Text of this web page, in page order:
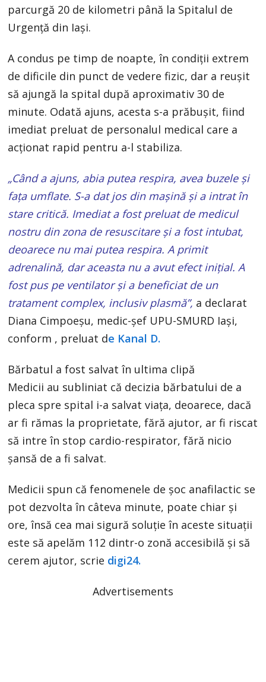
parcurgă 20 de kilometri până la Spitalul de
Urgență din Iași.
A condus pe timp de noapte, în condiții extrem
de dificile din punct de vedere fizic, dar a reușit
să ajungă la spital după aproximativ 30 de
minute. Odată ajuns, acesta s-a prăbușit, fiind
imediat preluat de personalul medical care a
acționat rapid pentru a-l stabiliza.
„Când a ajuns, abia putea respira, avea buzele și
fața umflate. S-a dat jos din mașină și a intrat în
stare critică. Imediat a fost preluat de medicul
nostru din zona de resuscitare și a fost intubat,
deoarece nu mai putea respira. A primit
adrenalină, dar aceasta nu a avut efect inițial. A
fost pus pe ventilator și a beneficiat de un
tratament complex, inclusiv plasmă”, a declarat
Diana Cimpoeșu, medic-șef UPU-SMURD Iași,
conform , preluat de Kanal D.
Bărbatul a fost salvat în ultima clipă
Medicii au subliniat că decizia bărbatului de a
pleca spre spital i-a salvat viața, deoarece, dacă
ar fi rămas la proprietate, fără ajutor, ar fi riscat
să intre în stop cardio-respirator, fără nicio
șansă de a fi salvat.
Medicii spun că fenomenele de șoc anafilactic se
pot dezvolta în câteva minute, poate chiar și
ore, însă cea mai sigură soluție în aceste situații
este să apelăm 112 dintr-o zonă accesibilă și să
cerem ajutor, scrie digi24.
Advertisements